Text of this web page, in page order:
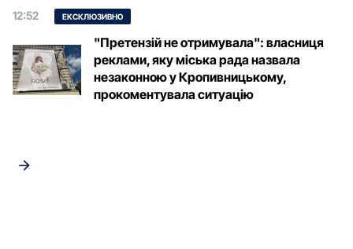
12:52 ЕКСКЛЮЗИВНО
"Претензій не отримувала": власниця
реклами, яку міська рада назвала
незаконною у Кропивницькому,
прокоментувала ситуацію